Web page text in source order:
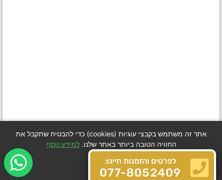
אתר זה משתמש בקבצי עוגיות (cookies) כדי להבטיח שתקבל את
החוויה הטובה ביותר באתר שלנו.למידע נוסף
Got it
לפרטים והזמנות חייגו:
077-8052409